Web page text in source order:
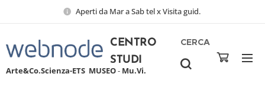
Aperti da Mar a Sab tel x Visita guid.
CENTRO
STUDI
Arte&Co.Scienza-ETS MUSEO- Mu.Vi.
CERCA